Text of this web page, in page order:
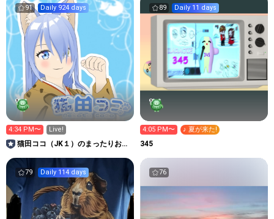
91 Daily 924 days
4:34 PM〜 Live!
猫田ココ（JK１）のまったりおし
89 Daily 11 days
4:05 PM〜 ♪ 夏が来た!
345
79 Daily 114 days 76